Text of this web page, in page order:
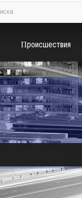
Происшествия